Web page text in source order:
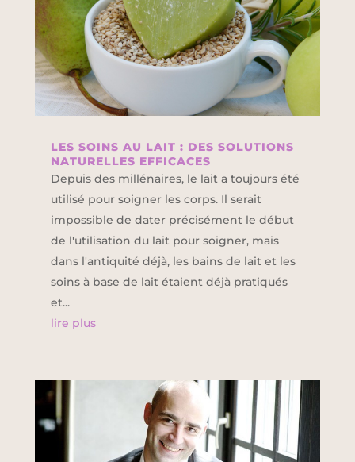
LES SOINS AU LAIT : DES SOLUTIONS
NATURELLES EFFICACES
Depuis des millénaires, le lait a toujours été
utilisé pour soigner les corps. Il serait
impossible de dater précisément le début
de l'utilisation du lait pour soigner, mais
dans l'antiquité déjà, les bains de lait et les
soins à base de lait étaient déjà pratiqués
et...
lire plus